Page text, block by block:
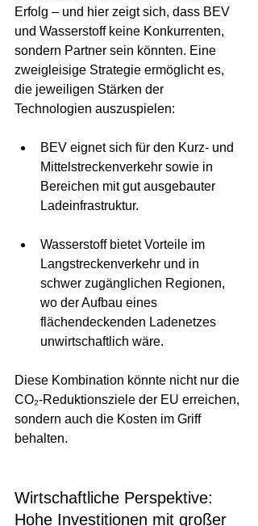
Erfolg – und hier zeigt sich, dass BEV
und Wasserstoff keine Konkurrenten,
sondern Partner sein könnten. Eine
zweigleisige Strategie ermöglicht es,
die jeweiligen Stärken der
Technologien auszuspielen:
BEV eignet sich für den Kurz- und
Mittelstreckenverkehr sowie in
Bereichen mit gut ausgebauter
Ladeinfrastruktur.
Wasserstoff bietet Vorteile im
Langstreckenverkehr und in
schwer zugänglichen Regionen,
wo der Aufbau eines
flächendeckenden Ladenetzes
unwirtschaftlich wäre.
Diese Kombination könnte nicht nur die
CO₂-Reduktionsziele der EU erreichen,
sondern auch die Kosten im Griff
behalten.
Wirtschaftliche Perspektive:
Hohe Investitionen mit großer